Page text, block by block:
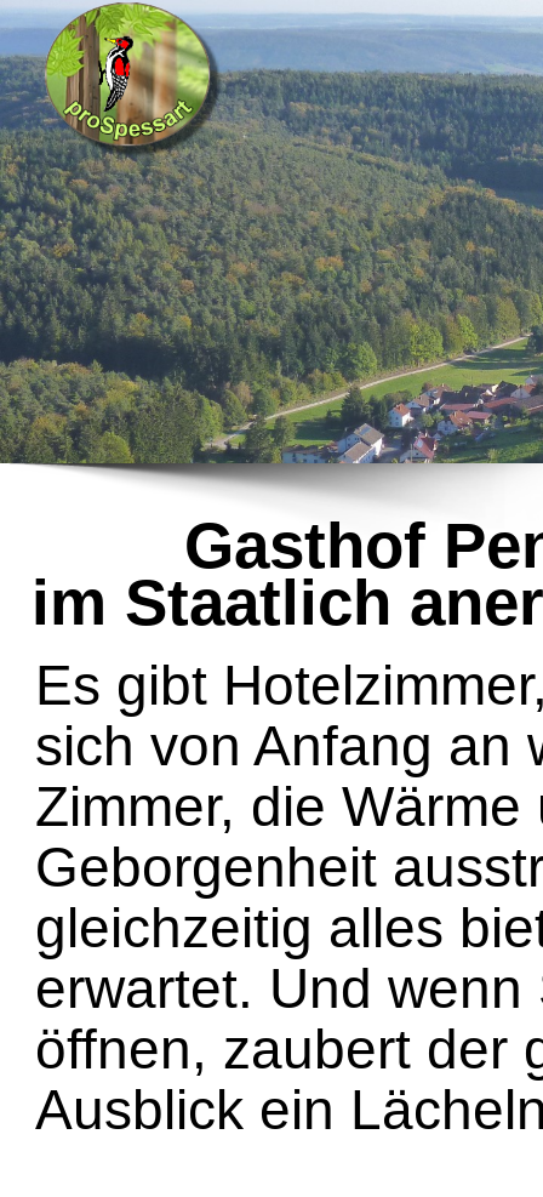
Gasthof
im Staatlich
Es gibt
sich von Anfang an
Zimmer, die Wärme
Geborgenheit
gleichzeitig alles
erwartet. Und
öffnen, zaubert der
Ausblick ein